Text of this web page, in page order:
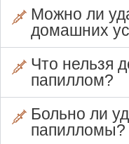
Можно ли
домашних
Что нельзя
папиллом?
Больно ли
папилломы?